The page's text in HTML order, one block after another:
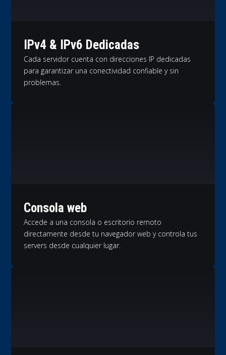
IPv4 & IPv6 Dedicadas
Cada servidor cuenta con direcciones IP dedicadas
para garantizar una conectividad confiable y sin
problemas.
Consola web
Accede a una consola o escritorio remoto
directamente desde tu navegador web y controla tus
servers desde cualquier lugar.